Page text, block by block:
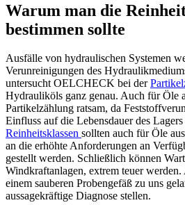
Warum man die
bestimmen sollte
Ausfälle von hydraulischen Systemen
Verunreinigungen des
untersucht OELCHECK bei der
Hydrauliköls ganz genau. Auch für Öle
Partikelzählung ratsam, da
Einfluss auf die Lebensdauer des
Reinheitsklassen sollten auch für Öle
an die erhöhte Anforderungen an
gestellt werden. Schließlich können
Windkraftanlagen, extrem teuer
einem sauberen Probengefäß zu uns
aussagekräftige Diagnose stellen.